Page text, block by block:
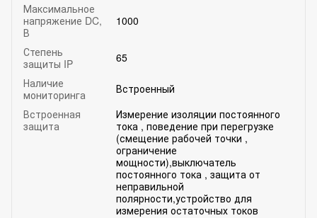
Максимальное
напряжение DC,
В
1000
Степень
защиты IP
65
Наличие
мониторинга
Встроенный
Встроенная
защита
Измерение изоляции постоянного
тока , поведение при перегрузке
(смещение рабочей точки ,
ограничение
мощности),выключатель
постоянного тока , защита от
неправильной
полярности,устройство для
измерения остаточных токов